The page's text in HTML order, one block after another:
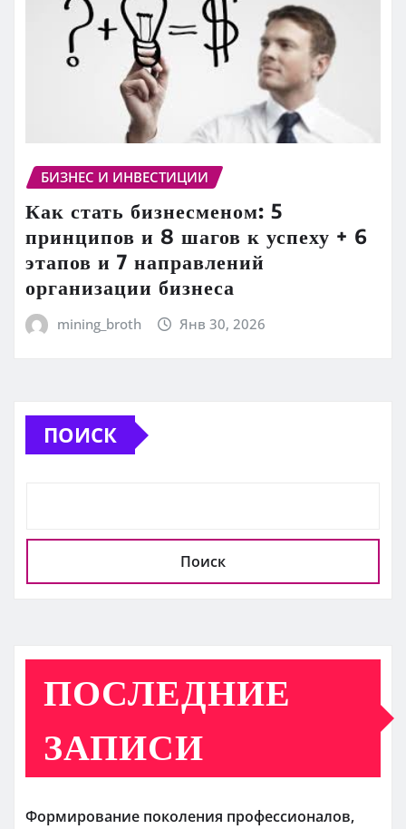
БИЗНЕС И ИНВЕСТИЦИИ
Как стать бизнесменом: 5
принципов и 8 шагов к успеху + 6
этапов и 7 направлений
организации бизнеса
mining_broth Янв 30, 2026
ПОИСК
Поиск
ПОСЛЕДНИЕ
ЗАПИСИ
Формирование поколения профессионалов,